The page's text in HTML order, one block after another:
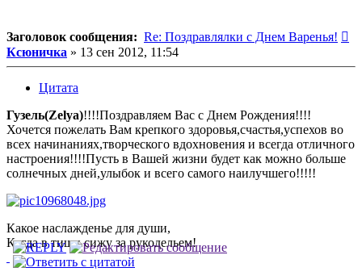
Заголовок сообщения: Re: Поздравлялки с Днем Варенья!
Ксюничка » 13 сен 2012, 11:54
Цитата
Гузель(Zelya)!!!!Поздравляем Вас с Днем Рождения!!!!
Хочется пожелать Вам крепкого здоровья,счастья,успехов во
всех начинаниях,творческого вдохновения и всегда отличного
настроения!!!!Пусть в Вашей жизни будет как можно больше
солнечных дней,улыбок и всего самого наилучшего!!!!!
Какое наслажденье для души,
Когда в тиши сижу за рукодельем!